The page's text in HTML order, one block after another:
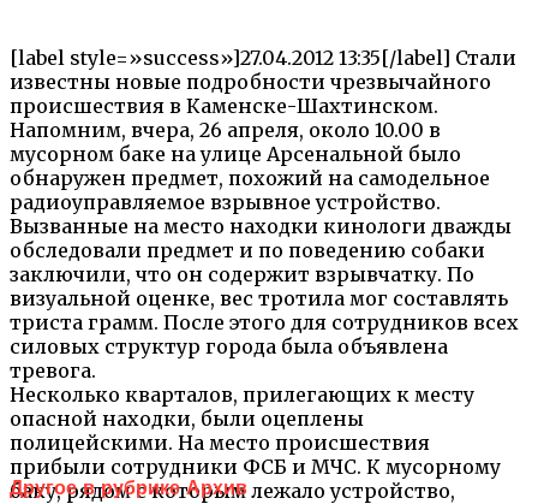
[label style=»success»]27.04.2012 13:35[/label] Стали
известны новые подробности чрезвычайного
происшествия в Каменске-Шахтинском.
Напомним, вчера, 26 апреля, около 10.00 в
мусорном баке на улице Арсенальной было
обнаружен предмет, похожий на самодельное
радиоуправляемое взрывное устройство.
Вызванные на место находки кинологи дважды
обследовали предмет и по поведению собаки
заключили, что он содержит взрывчатку. По
визуальной оценке, вес тротила мог составлять
триста грамм. После этого для сотрудников всех
силовых структур города была объявлена
тревога.
Несколько кварталов, прилегающих к месту
опасной находки, были оцеплены
полицейскими. На место происшествия
прибыли сотрудники ФСБ и МЧС. К мусорному
баку, рядом с которым лежало устройство,
Другое в рубрике Архив